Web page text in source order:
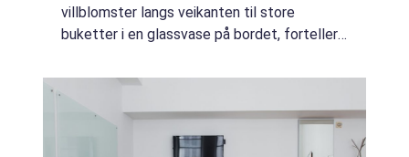
villblomster langs veikanten til store
buketter i en glassvase på bordet, forteller
omsorg. Mange opplever at et ro...